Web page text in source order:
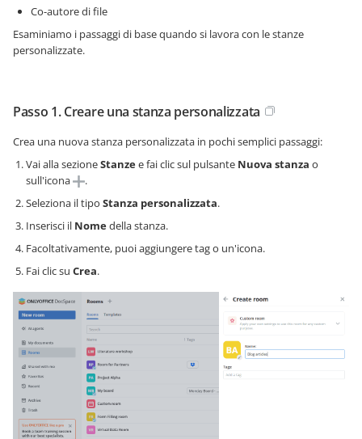
Co-autore di file
Esaminiamo i passaggi di base quando si lavora con le stanze
personalizzate.
Passo 1. Creare una stanza personalizzata
Crea una nuova stanza personalizzata in pochi semplici passaggi:
Vai alla sezioneStanzee fai clic sul pulsante Nuova stanza o
sull'icona
.
Seleziona il tipo Stanza personalizzata.
Inserisci il Nomedella stanza.
Facoltativamente, puoi aggiungere tag o un'icona.
Fai clic su Crea.